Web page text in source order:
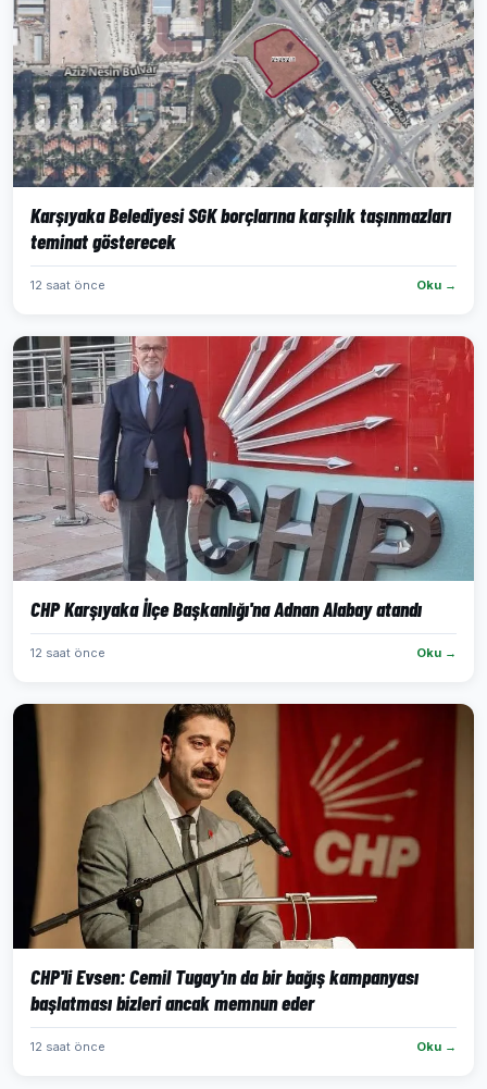
Karşıyaka Belediyesi SGK borçlarına karşılık taşınmazları
teminat gösterecek
12 saat önce Oku →
CHP Karşıyaka İlçe Başkanlığı'na Adnan Alabay atandı
12 saat önce Oku →
CHP'li Evsen: Cemil Tugay'ın da bir bağış kampanyası
başlatması bizleri ancak memnun eder
12 saat önce Oku →